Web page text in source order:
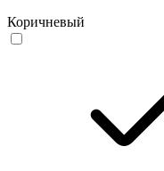
Коричневый